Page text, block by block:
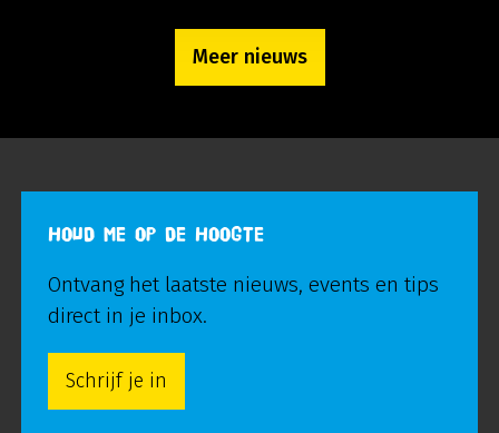
Meer nieuws
HOUD ME OP DE HOOGTE
Ontvang het laatste nieuws, events en tips
direct in je inbox.
Schrijf je in